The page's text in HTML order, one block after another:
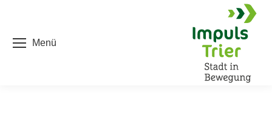
Menü